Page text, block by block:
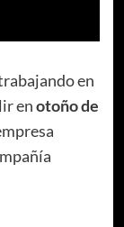
en
enotoño de